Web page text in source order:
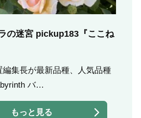
の迷宮 pickup183『ここね
編集長が最新品種、人気品種
バ…
もっと見る